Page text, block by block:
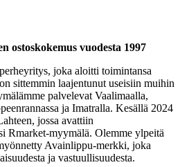
ostoskokemus vuodesta 1997
joka aloitti toimintansa
sittemmin laajentunut useisiin muihin
palvelevat Vaalimaalla,
ja Imatralla. Kesällä 2024
jossa avattiin
Rmarket-myymälä. Olemme ylpeitä
Avainlippu-merkki, joka
ja vastuullisuudesta.